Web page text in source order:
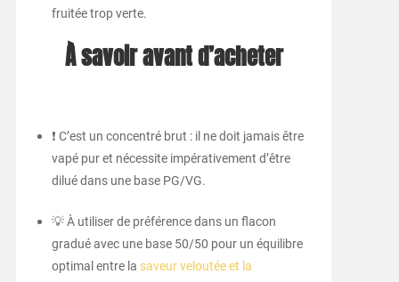
fruitée trop verte.
À savoir avant d’acheter
❗ C’est un concentré brut : il ne doit jamais être
vapé pur et nécessite impérativement d’être
dilué dans une base PG/VG.
💡 À utiliser de préférence dans un flacon
gradué avec une base 50/50 pour un équilibre
optimal entre la saveur veloutée et la